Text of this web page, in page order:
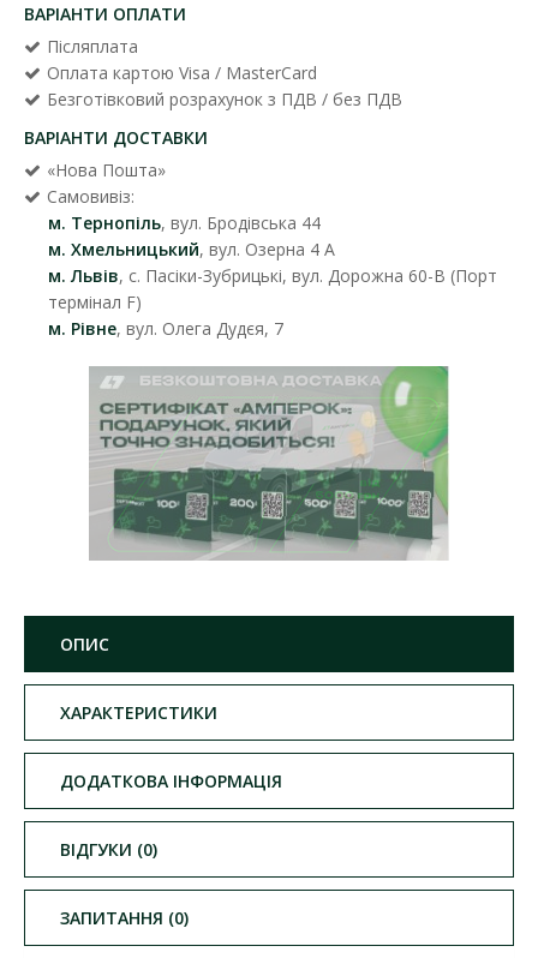
ВАРІАНТИ ОПЛАТИ
Післяплата
Оплата картою Visa / MasterCard
Безготівковий розрахунок з ПДВ / без ПДВ
ВАРІАНТИ ДОСТАВКИ
«Нова Пошта»
Самовивіз:
м. Тернопіль, вул. Бродівська 44
м. Хмельницький, вул. Озерна 4 А
м. Львів, с. Пасіки-Зубрицькі, вул. Дорожна 60-В (Порт
термінал F)
м. Рівне, вул. Олега Дудєя, 7
ОПИС
ХАРАКТЕРИСТИКИ
ДОДАТКОВА ІНФОРМАЦІЯ
ВІДГУКИ (0)
ЗАПИТАННЯ (0)